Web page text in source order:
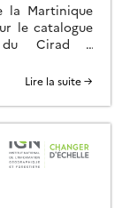
la Martinique
le catalogue
du Cirad :
Lire la suite →